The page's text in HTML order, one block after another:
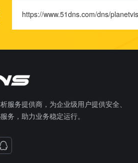
https://www.51dns.com/dns/
服务提供商，为企业级用户提供安全、
务，助力业务稳定运行。